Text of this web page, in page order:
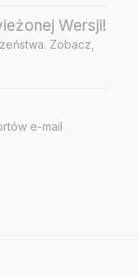
Wersji!
Zobacz,
e-mail